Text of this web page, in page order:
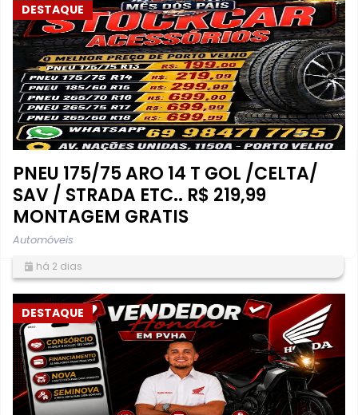
DESTAQUE
PNEU 175/75 ARO 14 T GOL /CELTA/
SAV / STRADA ETC.. R$ 219,99
MONTAGEM GRATIS
Automóveis
há 2 dias
DESTAQUE